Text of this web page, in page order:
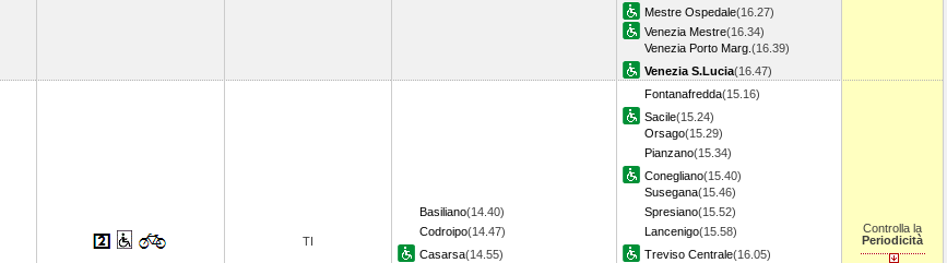
Mestre Ospedale(16.27)
Venezia Mestre(16.34)
Venezia Porto Marg. (16.39)
Venezia S.Lucia(16.47)
TI
Basiliano(14.40)
Codroipo(14.47)
Casarsa(14.55)
Fontanafredda(15.16)
Sacile(15.24)
Orsago(15.29)
Pianzano(15.34)
Conegliano(15.40)
Susegana(15.46)
Spresiano(15.52)
Lancenigo(15.58)
Treviso Centrale(16.05)
Controlla la
Periodicità